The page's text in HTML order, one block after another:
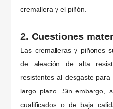
cremallera y el piñón.
2. Cuestiones
Las cremalleras y piñones
de aleación de alta
resistentes al desgaste
largo plazo. Sin embargo,
cualificados o de baja